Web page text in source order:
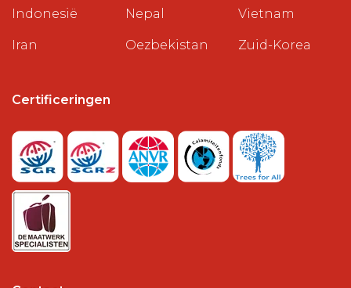
Indonesië
Iran
Nepal
Oezbekistan
Vietnam
Zuid-Korea
Certificeringen